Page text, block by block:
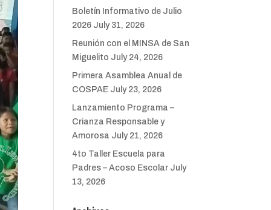
Boletín Informativo de Julio
2026 July 31, 2026
Reunión con el MINSA de San
Miguelito July 24, 2026
Primera Asamblea Anual de
COSPAE July 23, 2026
Lanzamiento Programa –
Crianza Responsable y
Amorosa July 21, 2026
4to Taller Escuela para
Padres – Acoso Escolar July
13, 2026